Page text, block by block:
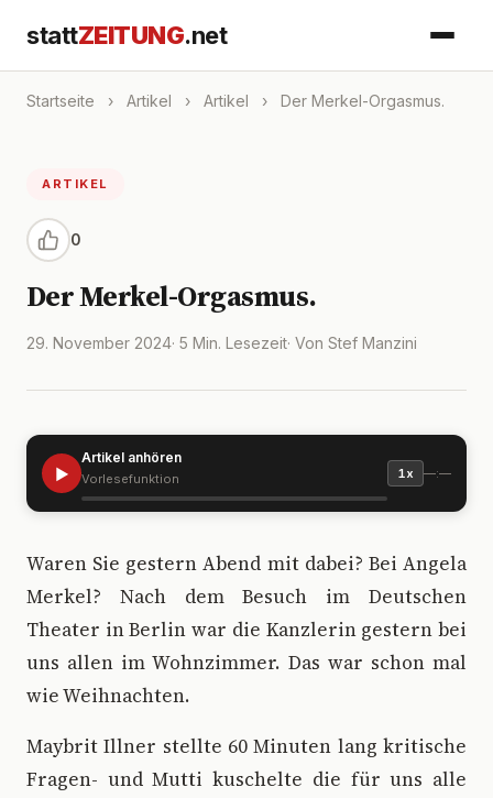
stattZEITUNG.net
Startseite › Artikel › Artikel › Der Merkel-Orgasmus.
ARTIKEL
0
Der Merkel-Orgasmus.
29. November 2024· 5 Min. Lesezeit· Von Stef Manzini
▶
Artikel anhören
Vorlesefunktion 1x —:—
Waren Sie gestern Abend mit dabei? Bei Angela
Merkel? Nach dem Besuch im Deutschen
Theater in Berlin war die Kanzlerin gestern bei
uns allen im Wohnzimmer. Das war schon mal
wie Weihnachten.
Maybrit Illner stellte 60 Minuten lang kritische
Fragen- und Mutti kuschelte die für uns alle